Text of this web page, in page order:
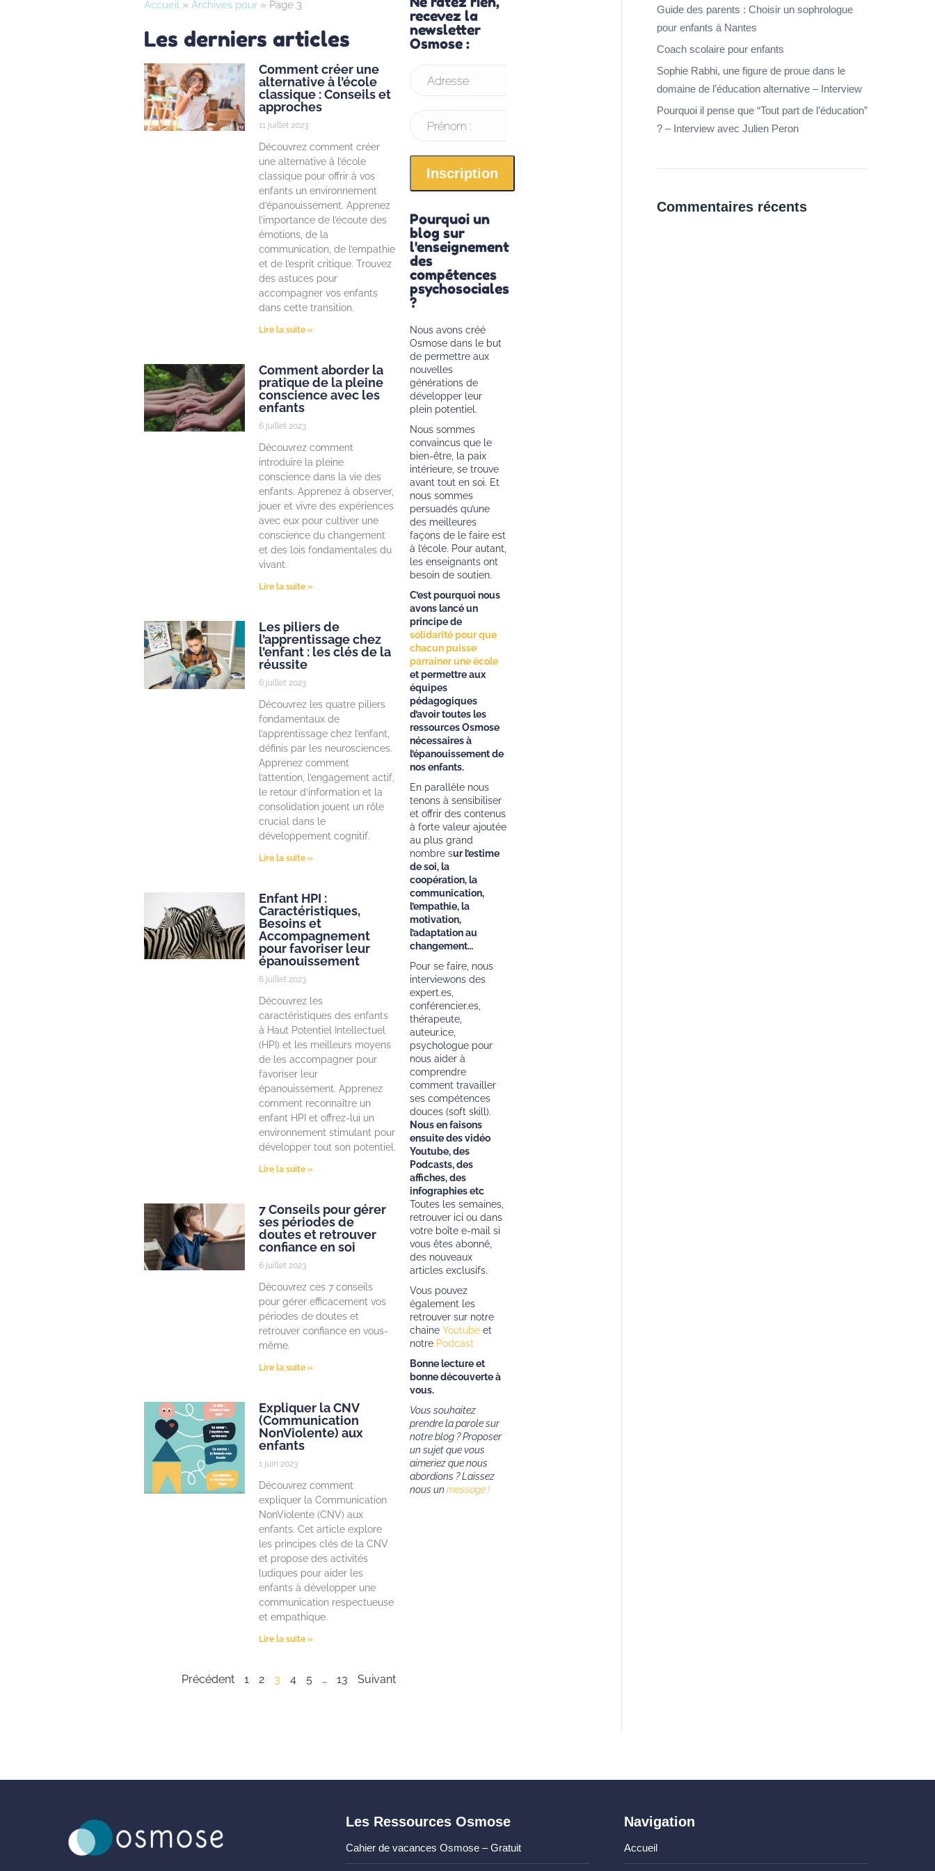
Accueil » Archives pour » Page 3
Les derniers articles
Comment créer une
alternative à l’école
classique : Conseils et
approches
11 juillet 2023
Découvrez comment créer
une alternative à l’école
classique pour offrir à vos
enfants un environnement
d’épanouissement. Apprenez
l’importance de l’écoute des
émotions, de la
communication, de l’empathie
et de l’esprit critique. Trouvez
des astuces pour
accompagner vos enfants
dans cette transition.
Lire la suite »
Comment aborder la
pratique de la pleine
conscience avec les
enfants
6 juillet 2023
Découvrez comment
introduire la pleine
conscience dans la vie des
enfants. Apprenez à observer,
jouer et vivre des expériences
avec eux pour cultiver une
conscience du changement
et des lois fondamentales du
vivant.
Lire la suite »
Les piliers de
l’apprentissage chez
l’enfant : les clés de la
réussite
6 juillet 2023
Découvrez les quatre piliers
fondamentaux de
l’apprentissage chez l’enfant,
définis par les neurosciences.
Apprenez comment
l’attention, l’engagement actif,
le retour d’information et la
consolidation jouent un rôle
crucial dans le
développement cognitif.
Lire la suite »
Enfant HPI :
Caractéristiques,
Besoins et
Accompagnement
pour favoriser leur
épanouissement
6 juillet 2023
Découvrez les
caractéristiques des enfants
à Haut Potentiel Intellectuel
(HPI) et les meilleurs moyens
de les accompagner pour
favoriser leur
épanouissement. Apprenez
comment reconnaître un
enfant HPI et offrez-lui un
environnement stimulant pour
développer tout son potentiel.
Lire la suite »
7 Conseils pour gérer
ses périodes de
doutes et retrouver
confiance en soi
6 juillet 2023
Découvrez ces 7 conseils
pour gérer efficacement vos
périodes de doutes et
retrouver confiance en vous-
même.
Lire la suite »
Expliquer la CNV
(Communication
NonViolente) aux
enfants
1 juin 2023
Découvrez comment
expliquer la Communication
NonViolente (CNV) aux
enfants. Cet article explore
les principes clés de la CNV
et propose des activités
ludiques pour aider les
enfants à développer une
communication respectueuse
et empathique.
Lire la suite »
Précédent 1 2 3 4 5 … 13 Suivant
recevez la
newsletter
Osmose :
Adresse
Prénom :
Pourquoi un
blog sur
l'enseignement
des
compétences
psychosociales
?
Nous avons créé
Osmose dans le but
de permettre aux
nouvelles
générations de
développer leur
plein potentiel.
Nous sommes
convaincus que le
bien-être, la paix
intérieure, se trouve
avant tout en soi. Et
nous sommes
persuadés qu’une
des meilleures
façons de le faire est
à l’école. Pour autant,
les enseignants ont
besoin de soutien.
C’est pourquoi nous
avons lancé un
principe de
solidarité pour que
chacun puisse
parrainer une école
et permettre aux
équipes
pédagogiques
d’avoir toutes les
ressources Osmose
nécessaires à
l’épanouissement de
nos enfants.
En parallèle nous
tenons à sensibiliser
et offrir des contenus
à forte valeur ajoutée
au plus grand
nombre sur l’estime
de soi, la
coopération, la
communication,
l’empathie, la
motivation,
l’adaptation au
changement…
Pour se faire, nous
interviewons des
expert.es,
conférencier.es,
thérapeute,
auteur.ice,
psychologue pour
nous aider à
comprendre
comment travailler
ses compétences
douces (soft skill).
Nous en faisons
ensuite des vidéo
Youtube, des
Podcasts, des
affiches, des
infographies etc
Toutes les semaines,
retrouver ici ou dans
votre boîte e-mail si
vous êtes abonné,
des nouveaux
articles exclusifs.
Vous pouvez
également les
retrouver sur notre
chaineYoutube et
notre Podcast
Bonne lecture et
bonne découverte à
vous.
Vous souhaitez
prendre la parole sur
notre blog ? Proposer
un sujet que vous
aimeriez que nous
abordions ?Laissez
nous unmessage !
Guide des parents : Choisir un sophrologue
pour enfants à Nantes
Coach scolaire pour enfants
Sophie Rabhi, une figure de proue dans le
domaine de l’éducation alternative – Interview
Pourquoi il pense que “Tout part de l’éducation”
? – Interview avec Julien Peron
Commentaires récents
Les Ressources Osmose
Cahier de vacances Osmose – Gratuit
Navigation
Accueil